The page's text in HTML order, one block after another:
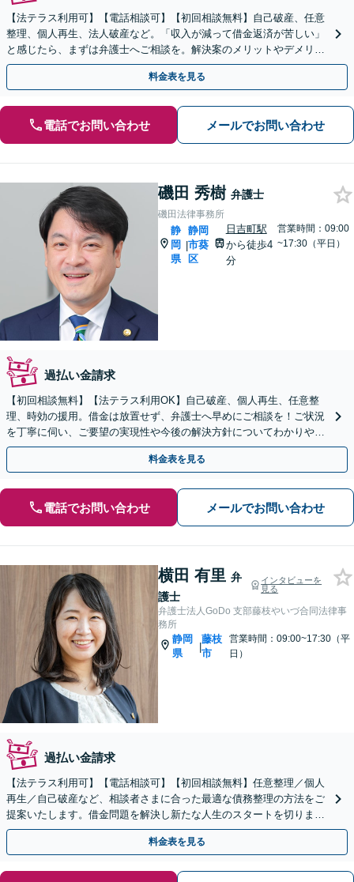
【法テラス利用可】【電話相談可】【初回相談無料】自己破産、任意
整理、個人再生、法人破産など。「収入が減って借金返済が苦しい」
と感じたら、まずは弁護士へご相談を。解決案のメリットやデメリッ
トを丁寧に説明します【休日面談OK】
料金表を見る
電話でお問い合わせ メールでお問い合わせ
磯田 秀樹 弁護士
磯田法律事務所
静
岡
県
|
静岡
市葵
区
日吉町駅
から徒歩4
分
営業時間：09:00
~17:30（平日）
過払い金請求
【初回相談無料】【法テラス利用OK】自己破産、個人再生、任意整
理、時効の援用。借金は放置せず、弁護士へ早めにご相談を！ご状況
を丁寧に伺い、ご要望の実現性や今後の解決方針についてわかりやす
く丁寧にご説明します【完全個室】
料金表を見る
電話でお問い合わせ メールでお問い合わせ
横田 有里 弁
護士
インタビューを
見る
弁護士法人GoDo 支部藤枝やいづ合同法律事
務所
静岡
県
|
藤枝
市
営業時間：09:00~17:30（平
日）
過払い金請求
【法テラス利用可】【電話相談可】【初回相談無料】任意整理／個人
再生／自己破産など、相談者さまに合った最適な債務整理の方法をご
提案いたします。借金問題を解決し新たな人生のスタートを切りまし
ょう【藤枝の老舗事務所】【弁護士3人在籍】
料金表を見る